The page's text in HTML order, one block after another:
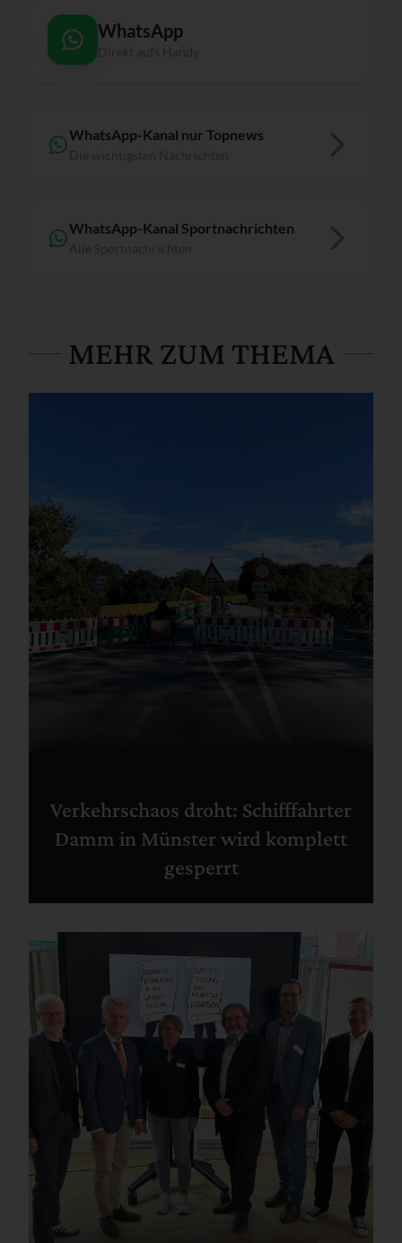
WhatsApp
WhatsApp-Kanal nur Topnews
WhatsApp-Kanal Sportnachrichten
MEHR ZUM THEMA
Verkehrschaos droht: Schifffahrter
Damm in Münster wird komplett
gesperrt